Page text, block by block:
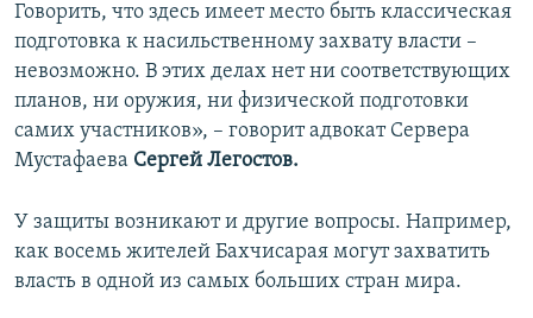
Говорить, что здесь имеет место быть классическая
подготовка к насильственному захвату власти –
невозможно. В этих делах нет ни соответствующих
планов, ни оружия, ни физической подготовки
самих участников», – говорит адвокат Сервера
Мустафаева Сергей Легостов.
У защиты возникают и другие вопросы. Например,
как восемь жителей Бахчисарая могут захватить
власть в одной из самых больших стран мира.